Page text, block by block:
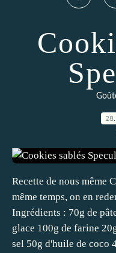
Recette de nous même
même temps, on en
Ingrédients : 70g de
glace 100g de farine
sel 50g d'huile de coco